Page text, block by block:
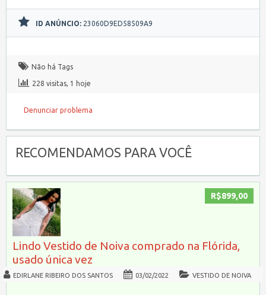
ID ANÚNCIO: 23060D9ED58509A9
Não há Tags
228 visitas, 1 hoje
Denunciar problema
RECOMENDAMOS PARA VOCÊ
R$899,00
Lindo Vestido de Noiva comprado na Flórida,
usado única vez
EDIRLANE RIBEIRO DOS SANTOS 03/02/2022 VESTIDO DE NOIVA